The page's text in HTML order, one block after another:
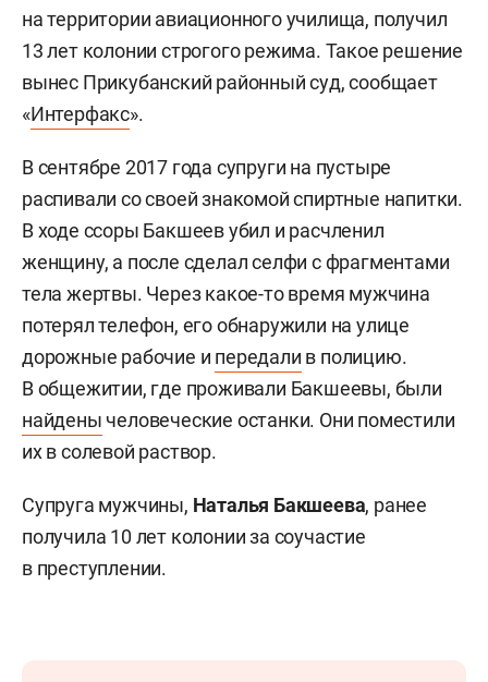
на территории авиационного училища, получил
13 лет колонии строгого режима. Такое решение
вынес Прикубанский районный суд, сообщает
«Интерфакс».
В сентябре 2017 года супруги на пустыре
распивали со своей знакомой спиртные напитки.
В ходе ссоры Бакшеев убил и расчленил
женщину, а после сделал селфи с фрагментами
тела жертвы. Через какое-то время мужчина
потерял телефон, его обнаружили на улице
дорожные рабочие и передали в полицию.
В общежитии, где проживали Бакшеевы, были
найдены человеческие останки. Они поместили
их в солевой раствор.
Супруга мужчины, Наталья Бакшеева, ранее
получила 10 лет колонии за соучастие
в преступлении.